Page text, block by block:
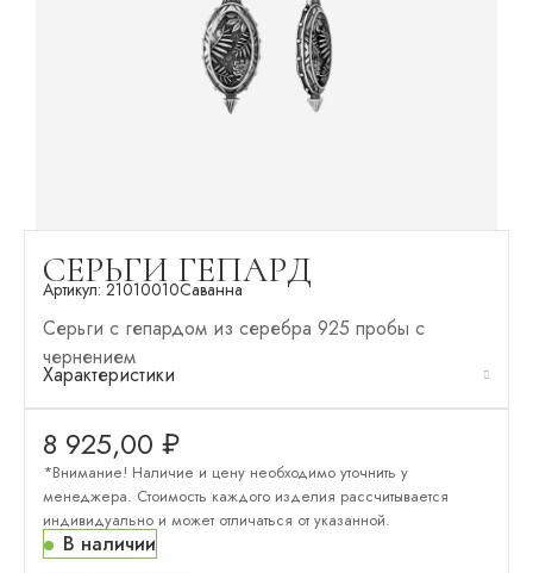
СЕРЬГИ ГЕПАРД
Артикул: 21010010Саванна
Серьги с гепардом из серебра 925 пробы с
чернением
Характеристики
8 925,00 ₽
*Внимание! Наличие и цену необходимо уточнить у
менеджера. Стоимость каждого изделия рассчитывается
индивидуально и может отличаться от указанной.
В наличии